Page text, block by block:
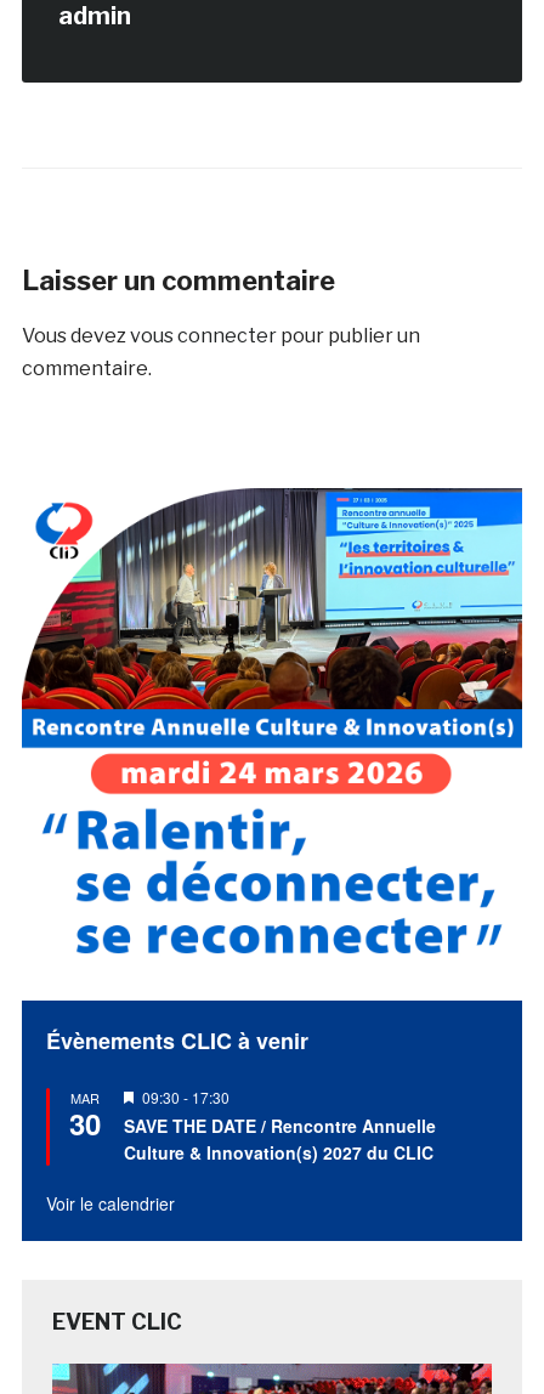
admin
Laisser un commentaire
Vous devezvous connecterpour publier un
commentaire.
Évènements CLIC à venir
MAR
30
Mis
en
avant
09:30 - 17:30
SAVE THE DATE / Rencontre Annuelle
Culture & Innovation(s) 2027 du CLIC
Voir le calendrier
EVENT CLIC